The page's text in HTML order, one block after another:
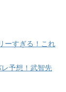
ーすぎる！これ
予想！武智先